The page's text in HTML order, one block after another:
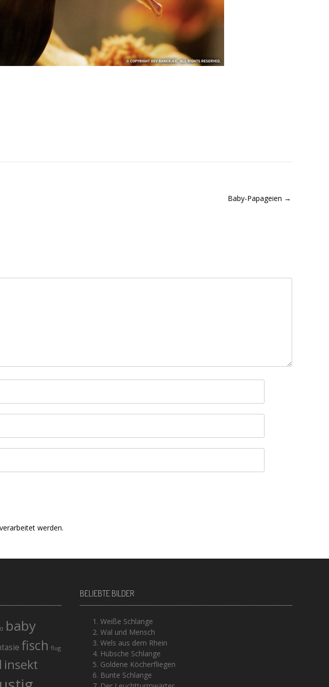
Baby-Papageien
werden.
baby
fisch flug
insekt
BELIEBTE BILDER
Weiße Schlange
Wal und Mensch
Wels aus dem Rhein
Hübsche Schlange
Goldene Köcherfliegen
Bunte Schlange